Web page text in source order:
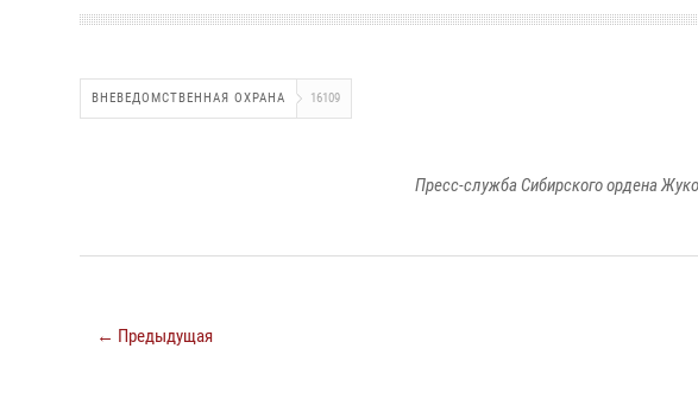
ВНЕВЕДОМСТВЕННАЯ ОХРАНА 16109
Пресс-служба Сибирского ордена
← Предыдущая